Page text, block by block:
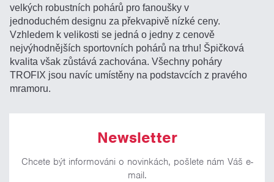
velkých robustních pohárů pro fanoušky v
jednoduchém designu za překvapivě nízké ceny.
Vzhledem k velikosti se jedná o jedny z cenově
nejvýhodnějších sportovních pohárů na trhu! Špičková
kvalita však zůstává zachována. Všechny poháry
TROFIX jsou navíc umístěny na podstavcích z pravého
mramoru.
Newsletter
Chcete být informováni o novinkách, pošlete nám Váš e-
mail.